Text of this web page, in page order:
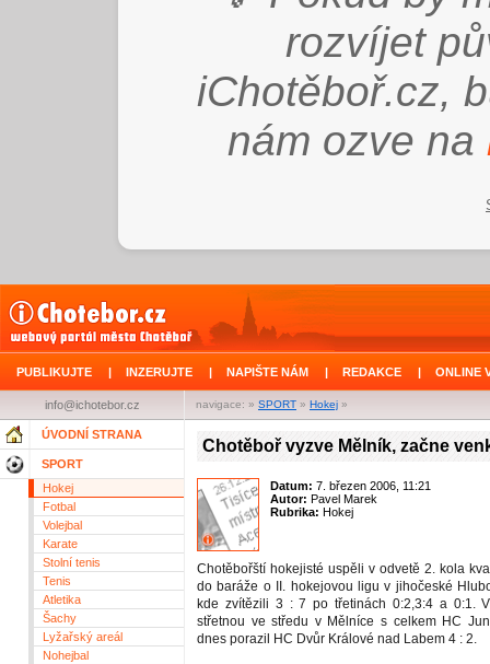
rozvíjet
iChotěboř.cz,
nám ozve na
PUBLIKUJTE | INZERUJTE | NAPIŠTE NÁM | REDAKCE | ONLINE
navigace: » SPORT » Hokej »
info@ichotebor.cz
ÚVODNÍ STRANA
SPORT
Hokej
Fotbal
Volejbal
Karate
Stolní tenis
Tenis
Atletika
Šachy
Lyžařský areál
Nohejbal
Chotěboř vyzve Mělník, začne
Datum: 7. březen 2006, 11:21
Autor: Pavel Marek
Rubrika: Hokej
Chotěbořští hokejisté uspěli v odvetě 2. kola
do baráže o II. hokejovou ligu v jihočeské
kde zvítězili 3 : 7 po třetinách 0:2,3:4 a 0:1.
střetnou ve středu v Mělníce s celkem HC
dnes porazil HC Dvůr Králové nad Labem 4 : 2.